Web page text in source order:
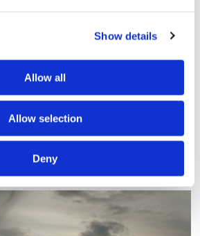
Show details
Allow all
Allow selection
Deny
av